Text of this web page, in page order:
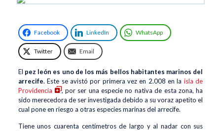
Facebook LinkedIn WhatsApp
Twitter Email
El pez león es uno de los más bellos habitantes marinos del
arrecife. Este se avistó por primera vez en 2.008 en la isla de
Providencia
, por ser una especie no nativa de esta zona, ha
sido merecedora de ser investigada debido a su voraz apetito el
cual pone en riesgo a otras especies marinas del arrecife.
Tiene unos cuarenta centímetros de largo y al nadar con sus